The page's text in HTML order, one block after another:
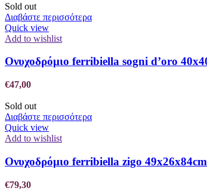
Sold out
Διαβάστε περισσότερα
Quick view
Add to wishlist
Ονυχοδρόμιο ferribiella sogni d’oro
€47,00
Sold out
Διαβάστε περισσότερα
Quick view
Add to wishlist
Ονυχοδρόμιο ferribiella zigo 49x26x84cm
€79,30